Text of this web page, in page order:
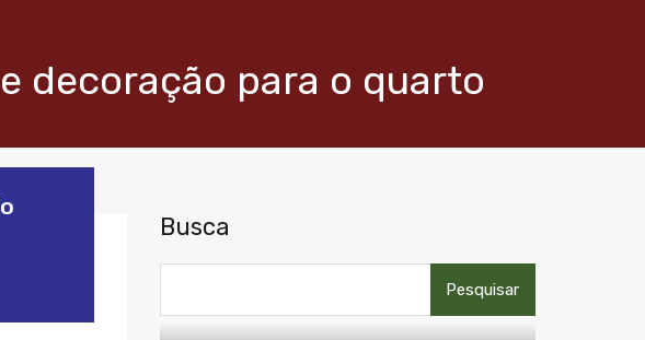
decoração para o quarto
Busca
por: